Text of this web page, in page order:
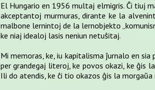
El Hungario en 1956 multaj elmigris. Ĉi tiuj
akceptantoj murmuras, dirante ke la
malbone lernintoj de la lernobjekto
ke niaj idealoj lasis neniun netuŝitaj.
Mi memoras, ke, iu kapitalisma ĵurnalo en
per grandegaj literoj, ke povos okazi, ke ĝis
Ili do atendis, ke ĉi tio okazos ĝis la